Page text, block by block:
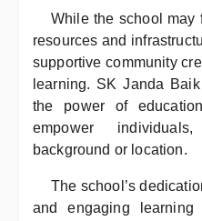
While the school may
resources and
supportive community
learning. SK Janda
the power of
empower
background or location.
The school’s
and engaging learning